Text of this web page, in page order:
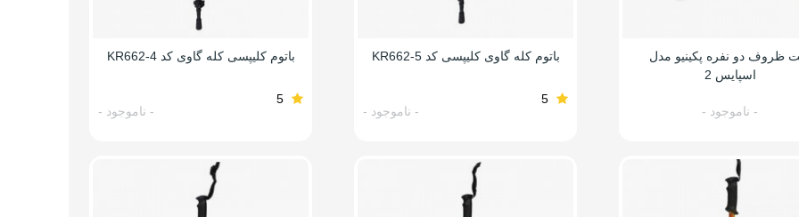
ظروف دو نفره پکینیو مدل
اسپایس 2
- ناموجود -
باتوم کله گاوی کلیپسی کد KR662-5
5
- ناموجود -
باتوم کلیپسی کله گاوی کد KR662-4
5
- ناموجود -